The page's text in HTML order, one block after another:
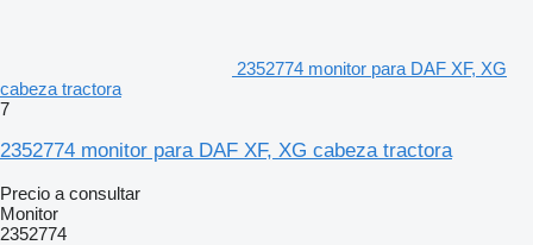
2352774 monitor para DAF XF, XG
cabeza tractora
7
2352774 monitor para DAF XF, XG cabeza tractora
Precio a consultar
Monitor
2352774